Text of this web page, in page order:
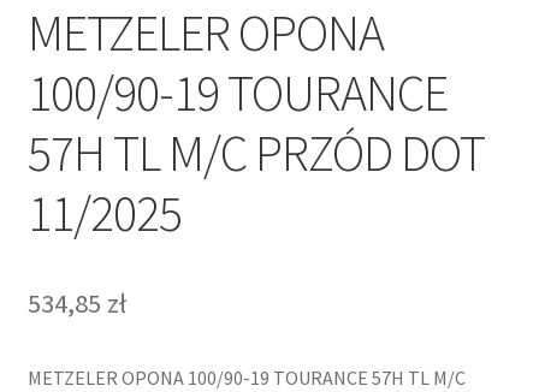
METZELER OPONA
100/90-19 TOURANCE
57H TL M/C PRZÓD DOT
11/2025
534,85 zł
METZELER OPONA 100/90-19 TOURANCE 57H TL M/C